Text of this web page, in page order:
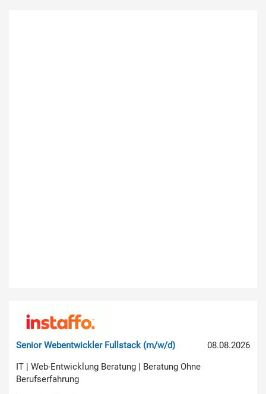
08.08.2026
Senior Webentwickler Fullstack (m/w/d)
IT | Web-Entwicklung Beratung | Beratung Ohne
Berufserfahrung